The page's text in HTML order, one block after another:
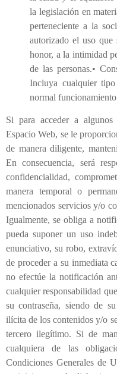
la legislación en
perteneciente a la
autorizado el uso que
honor, a la intimidad
de las personas.•
Incluya cualquier
normal
Si para acceder a
Espacio Web, se le
de manera diligente,
En consecuencia, será
confidencialidad,
manera temporal o
mencionados servicios y/o
Igualmente, se obliga a
pueda suponer un uso
enunciativo, su robo,
de proceder a su inmediata
no efectúe la notificación
cualquier responsabilidad
su contraseña, siendo de
ilícita de los contenidos y/o
tercero ilegítimo. Si de
cualquiera de las
Condiciones Generales de